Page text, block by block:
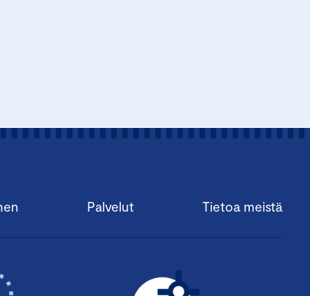
Palvelut Tietoa meistä